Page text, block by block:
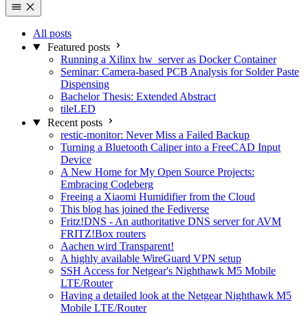
All posts
Featured posts
Running a Xilinx hw_server as Docker Container
Seminar: Camera-based PCB Analysis for Solder Paste
Dispensing
Bachelor Thesis: Extended Abstract
tileLED
Recent posts
restic-monitor: Never Miss a Failed Backup
Turning a Bluetooth Caliper into a FreeCAD Input
Device
A New Home for My Open Source Projects:
Embracing Codeberg
Freeing a Xiaomi Humidifier from the Cloud
This blog has joined the Fediverse
Fritz!DNS - An authoritative DNS server for AVM
FRITZ!Box routers
Aachen wird Transparent!
A highly available WireGuard VPN setup
SSH Access for Netgear's Nighthawk M5 Mobile
LTE/Router
Having a detailed look at the Netgear Nighthawk M5
Mobile LTE/Router